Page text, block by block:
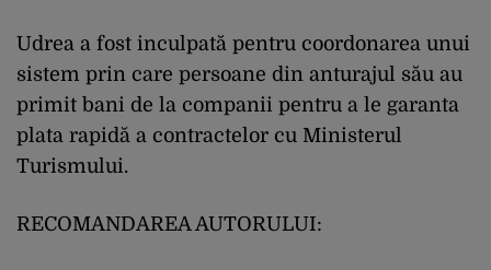
Udrea a fost inculpată pentru coordonarea unui
sistem prin care persoane din anturajul său au
primit bani de la companii pentru a le garanta
plata rapidă a contractelor cu Ministerul
Turismului.
RECOMANDAREA AUTORULUI: